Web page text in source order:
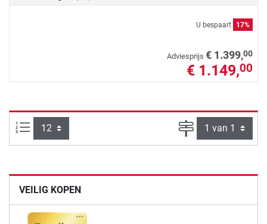
U bespaart 17%
Adviesprijs € 1.399,00
€ 1.149,00
Artikelen per pagina: Pagina
VEILIG KOPEN